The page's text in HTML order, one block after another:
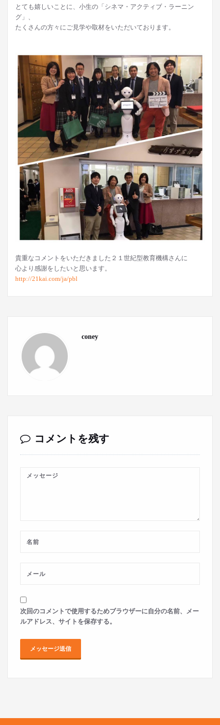
とても嬉しいことに、小生の「シネマ・アクティブ・ラーニン
グ」、
たくさんの方々にご見学や取材をいただいております。
貴重なコメントをいただきました２１世紀型教育機構さんに
心より感謝をしたいと思います。
http://21kai.com/ja/pbl
coney
コメントを残す
次回のコメントで使用するためブラウザーに自分の名前、メー
ルアドレス、サイトを保存する。